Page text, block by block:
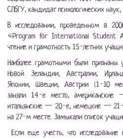
СПбГУ, кандидат психологических
В исследовании, проведенном в
«Program for International Student
чтение и грамотность 15-летних
Наиболее грамотными были
Новой Зеландии, Австралии,
Японии, Швеции, Австрии (1-10
заняли 14-е место,
итальянские — 20-е, немецкие — 21-
на 27-м месте. Замыкали список
Если еще учесть, что